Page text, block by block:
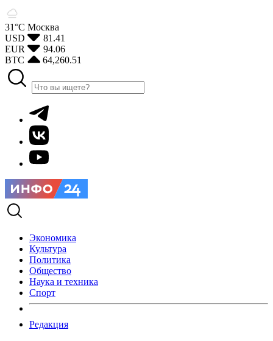
31°С Москва
USD
81.41
EUR
94.06
BTC
64,260.51
Экономика
Культура
Политика
Общество
Наука и техника
Спорт
Редакция